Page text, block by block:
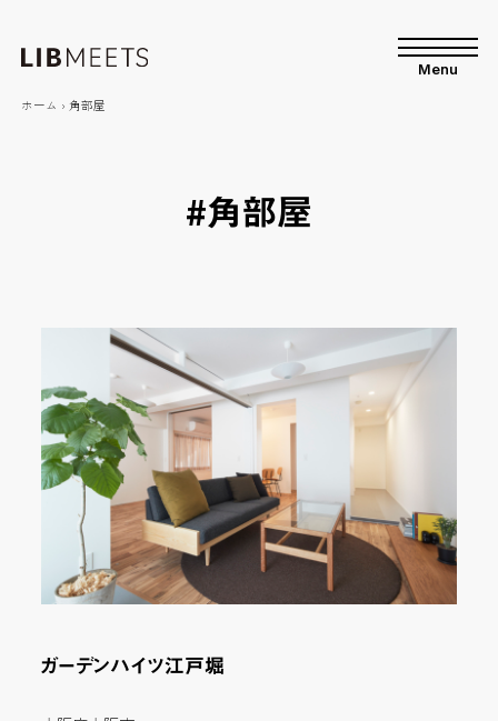
ホーム › 角部屋
Menu
角部屋
ガーデンハイツ江戸堀